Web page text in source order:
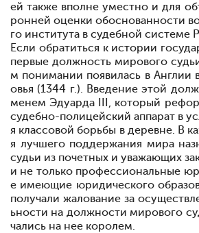
ей также вполне уместно и для
ронней оценки обоснованности
го института в судебной системе
Если обратиться к истории
первые должность мирового
м понимании появилась в Англии
овья (1344 г.). Введение этой
менем Эдуарда III, который
судебно-полицейский аппарат в
я классовой борьбы в деревне. В
я лучшего поддержания мира
судьи из почетных и уважающих
и не только профессиональные
е имеющие юридического
получали жалование за
ьности на должности мирового
чались на нее королем.